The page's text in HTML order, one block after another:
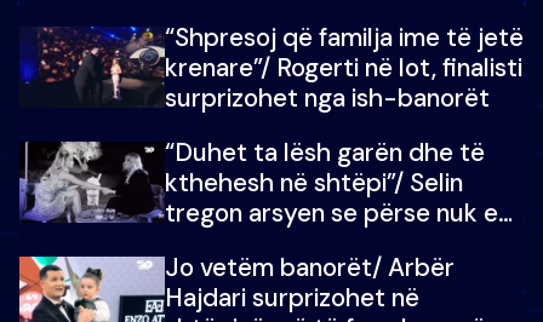
mban dot lotët: Nuk meritoj…
“Shpresoj që familja ime të jetë
krenare”/ Rogerti në lot, finalisti
surprizohet nga ish-banorët
“Duhet ta lësh garën dhe të
kthehesh në shtëpi”/ Selin
tregon arsyen se përse nuk e
çoja luftën time deri në fund
Jo vetëm banorët/ Arbër
Hajdari surprizohet në